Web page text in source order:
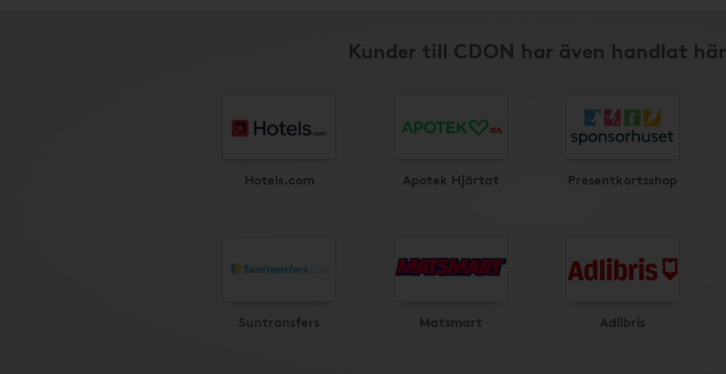
Kunder till CDON har även handlat här
Hotels.com Apotek Hjärtat Presentkortsshop
Suntransfers Matsmart Adlibris